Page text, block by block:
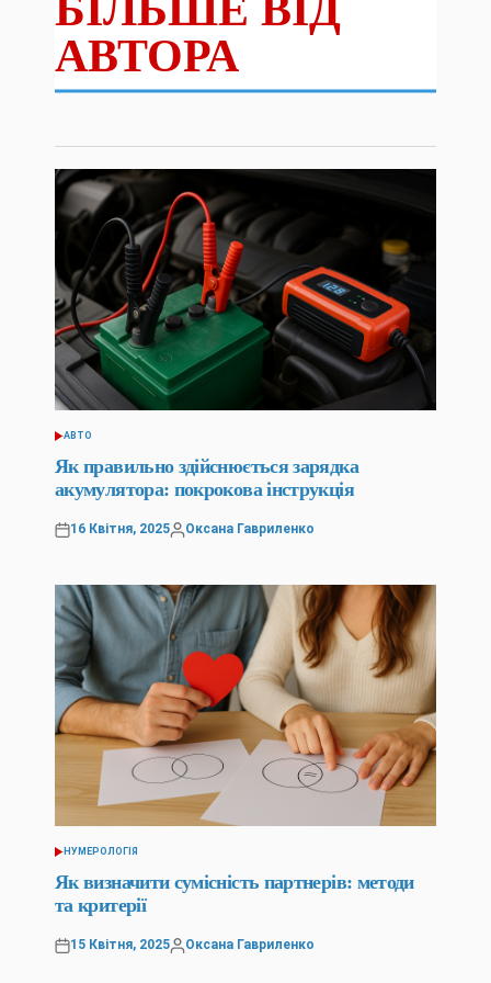
АВТОРА
ОПУБЛІКУВАТИ
У
АВТО
Як правильно здійснюється зарядка
акумулятора: покрокова інструкція
Оприлюднено
16 Квітня, 2025
Опубліковано
Оксана Гавриленко
ОПУБЛІКУВАТИ
У
НУМЕРОЛОГІЯ
Як визначити сумісність партнерів: методи
та критерії
Оприлюднено
15 Квітня, 2025
Опубліковано
Оксана Гавриленко